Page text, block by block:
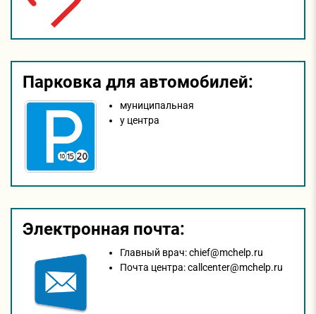
Парковка для автомобилей:
муниципальная
у центра
Электронная почта:
Главный врач:chief@mchelp.ru
Почта центра:callcenter@mchelp.ru